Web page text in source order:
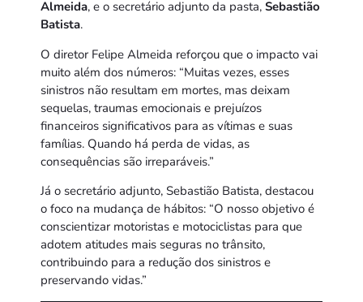
Almeida, e o secretário adjunto da pasta, Sebastião
Batista.
O diretor Felipe Almeida reforçou que o impacto vai
muito além dos números: “Muitas vezes, esses
sinistros não resultam em mortes, mas deixam
sequelas, traumas emocionais e prejuízos
financeiros significativos para as vítimas e suas
famílias. Quando há perda de vidas, as
consequências são irreparáveis.”
Já o secretário adjunto, Sebastião Batista, destacou
o foco na mudança de hábitos: “O nosso objetivo é
conscientizar motoristas e motociclistas para que
adotem atitudes mais seguras no trânsito,
contribuindo para a redução dos sinistros e
preservando vidas.”